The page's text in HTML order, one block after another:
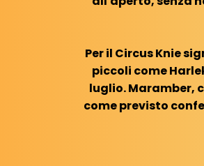
Per il Circus Knie
piccoli come
luglio. Maramber,
come previsto